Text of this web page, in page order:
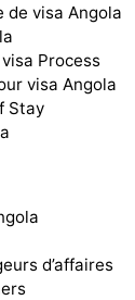
de visa Angola
Process
visa Angola
Stay
d’affaires